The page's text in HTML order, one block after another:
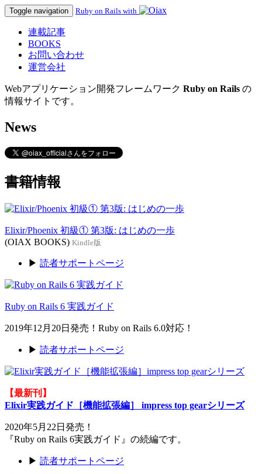
Toggle navigation Ruby on Rails with
連載記事
BOOKS
お問い合わせ
運営会社
Webアプリケーション開発フレームワーク Ruby on Rails の
情報サイトです。
News
書籍情報
Elixir/Phoenix 初級① 第3版: はじめの一歩
(OIAX BOOKS) Kindle版
▶ 読者サポートページ
Ruby on Rails 6 実践ガイド
2019年12月20日発売！Ruby on Rails 6.0対応！
▶ 読者サポートページ
【最新刊】
Elixir実践ガイド［機能拡張編］ impress top gearシリーズ
2020年5月22日発売！
『Ruby on Rails 6実践ガイド』の続編です。
▶ 読者サポートページ